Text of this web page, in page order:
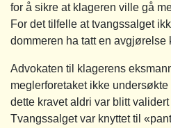
for å sikre at klageren ville gå
For det tilfelle at tvangssalget
dommeren ha tatt en avgjørelse
Advokaten til klagerens
meglerforetaket ikke
dette kravet aldri var blitt
Tvangssalget var knyttet til